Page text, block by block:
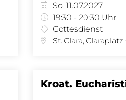
So. 11.07.2027
19:30 - 20:30 Uhr
Gottesdienst
St. Clara,
Kroat.